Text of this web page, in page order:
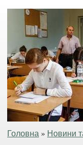
Головна » Новини